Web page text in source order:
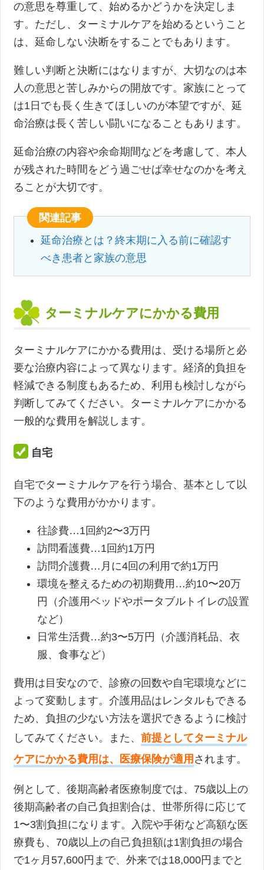
の意思を尊重して、始めるかどうかを決定しま
す。ただし、ターミナルケアを始めるということ
は、延命しない決断をすることでもあります。
難しい判断と決断にはなりますが、大切なのは本
人の意思と苦しみからの開放です。家族にとって
は1日でも長く生きてほしいのが本望ですが、延
命治療は長く苦しい闘いになることもあります。
延命治療の内容や余命期間などを考慮して、本人
が残された時間をどう過ごせば幸せなのかを考え
ることが大切です。
関連記事
延命治療とは？終末期に入る前に確認す
べき患者と家族の意思
ターミナルケアにかかる費用
ターミナルケアにかかる費用は、受ける場所と必
要な治療内容によって異なります。経済的負担を
軽減できる制度もあるため、利用も検討しながら
判断してみてください。ターミナルケアにかかる
一般的な費用を解説します。
自宅
自宅でターミナルケアを行う場合、基本として以
下のような費用がかかります。
往診費…1回約2〜3万円
訪問看護費…1回約1万円
訪問介護費…月に4回の利用で約1万円
環境を整えるための初期費用…約10〜20万
円（介護用ベッドやポータブルトイレの設置
など）
日常生活費…約3〜5万円（介護消耗品、衣
服、食事など）
費用は目安なので、診療の回数や自宅環境などに
よって変動します。介護用品はレンタルもできる
ため、負担の少ない方法を選択できるように検討
してみてください。また、前提としてターミナル
ケアにかかる費用は、医療保険が適用 されます。
例として、後期高齢者医療制度では、75歳以上の
後期高齢者の自己負担割合は、世帯所得に応じて
1〜3割負担になります。入院や手術など高額な医
療費も、70歳以上の自己負担額は1割負担の場合
で1ヶ月57,600円まで、外来では18,000円までと